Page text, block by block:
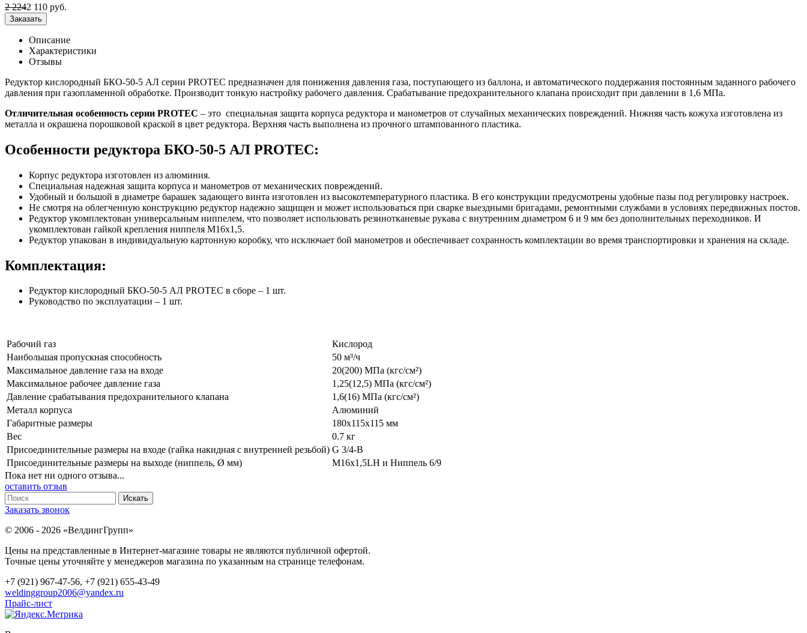
2 2242 110 руб.
Описание
Характеристики
Отзывы
Редуктор кислородный БКО-50-5 АЛ серии PROTEC предназначен для понижения давления газа, поступающего из баллона, и автоматического поддержания постоянным заданного рабочего
давления при газопламенной обработке. Производит тонкую настройку рабочего давления. Срабатывание предохранительного клапана происходит при давлении в 1,6 МПа.
Отличительная особенность серии PROTEC – это специальная защита корпуса редуктора и манометров от случайных механических повреждений. Нижняя часть кожуха изготовлена из
металла и окрашена порошковой краской в цвет редуктора. Верхняя часть выполнена из прочного штампованного пластика.
Особенности редуктора БКО-50-5 АЛ PROTEC:
Корпус редуктора изготовлен из алюминия.
Специальная надежная защита корпуса и манометров от механических повреждений.
Удобный и большой в диаметре барашек задающего винта изготовлен из высокотемпературного пластика. В его конструкции предусмотрены удобные пазы под регулировку настроек.
Не смотря на облегченную конструкцию редуктор надежно защищен и может использоваться при сварке выездными бригадами, ремонтными службами в условиях передвижных постов.
Редуктор укомплектован универсальным ниппелем, что позволяет использовать резинотканевые рукава с внутренним диаметром 6 и 9 мм без дополнительных переходников. И
укомплектован гайкой крепления ниппеля M16х1,5.
Редуктор упакован в индивидуальную картонную коробку, что исключает бой манометров и обеспечивает сохранность комплектации во время транспортировки и хранения на складе.
Комплектация:
Редуктор кислородный БКО-50-5 АЛ PROTEC в сборе – 1 шт.
Руководство по эксплуатации – 1 шт.
Рабочий газ
Кислород
Наибольшая пропускная способность
50 м³/ч
Максимальное давление газа на входе
20(200) МПа (кгс/см²)
Максимальное рабочее давление газа
1,25(12,5) МПа (кгс/см²)
Давление срабатывания предохранительного клапана
1,6(16) МПа (кгс/см²)
Металл корпуса
Алюминий
Габаритные размеры
180х115х115 мм
Вес
0.7 кг
Присоединительные размеры на входе (гайка накидная с внутренней резьбой) G 3/4-B
Присоединительные размеры на выходе (ниппель, Ø мм)
M16х1,5LH и Ниппель 6/9
Пока нет ни одного отзыва...
оставить отзыв
Заказать звонок
© 2006 - 2026 «ВелдингГрупп»
Цены на представленные в Интернет-магазине товары не являются публичной офертой.
Точные цены уточняйте у менеджеров магазина по указанным на странице телефонам.
+7 (921) 967-47-56, +7 (921) 655-43-49
weldinggroup2006@yandex.ru
Прайс-лист